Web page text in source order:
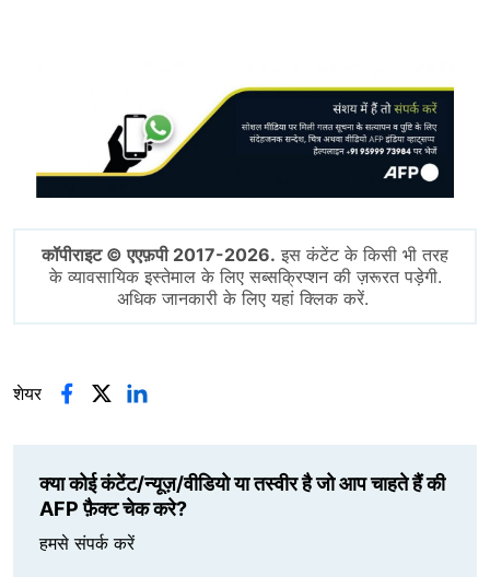
कॉपीराइट © एएफ़पी 2017-2026. इस कंटेंट के किसी भी तरह
के व्यावसायिक इस्तेमाल के लिए सब्सक्रिप्शन की ज़रूरत पड़ेगी.
अधिक जानकारी के लिए यहां क्लिक करें.
शेयर
क्या कोई कंटेंट/न्यूज़/वीडियो या तस्वीर है जो आप चाहते हैं की
AFP फ़ैक्ट चेक करे?
हमसे संपर्क करें